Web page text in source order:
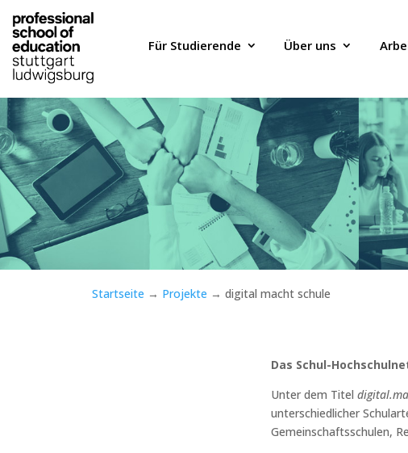
Für Studierende Über uns
Startseite → Projekte →digital macht schule
Das Schul-
Unter dem Titel
unterschiedlicher
Gemeinschaftsschulen,